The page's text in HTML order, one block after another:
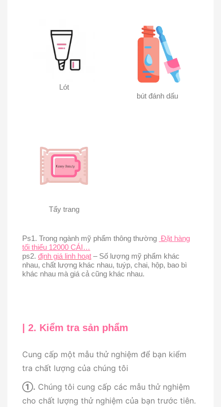
Lót
bút đánh dấu
Tẩy trang
Ps1. Trong ngành mỹ phẩm thông thường Đặt hàng
tối thiểu 12000 CÁI…
ps2. định giá linh hoạt – Số lượng mỹ phẩm khác
nhau, chất lượng khác nhau, tuýp, chai, hộp, bao bì
khác nhau mà giá cả cũng khác nhau.
| 2. Kiểm tra sản phẩm
Cung cấp một mẫu thử nghiệm để bạn kiểm
tra chất lượng của chúng tôi
①. Chúng tôi cung cấp các mẫu thử nghiệm
cho chất lượng thử nghiệm của bạn trước tiên.